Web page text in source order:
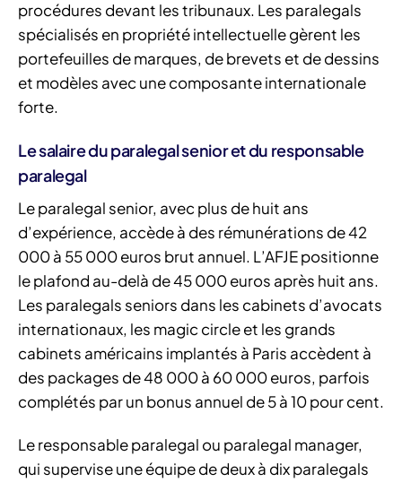
procédures devant les tribunaux. Les paralegals
spécialisés en propriété intellectuelle gèrent les
portefeuilles de marques, de brevets et de dessins
et modèles avec une composante internationale
forte.
Le salaire du paralegal senior et du responsable
paralegal
Le paralegal senior, avec plus de huit ans
d’expérience, accède à des rémunérations de 42
000 à 55 000 euros brut annuel. L’AFJE positionne
le plafond au-delà de 45 000 euros après huit ans.
Les paralegals seniors dans les cabinets d’avocats
internationaux, les magic circle et les grands
cabinets américains implantés à Paris accèdent à
des packages de 48 000 à 60 000 euros, parfois
complétés par un bonus annuel de 5 à 10 pour cent.
Le responsable paralegal ou paralegal manager,
qui supervise une équipe de deux à dix paralegals